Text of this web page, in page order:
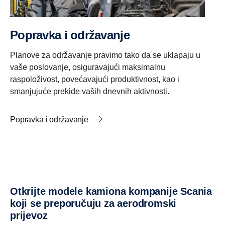
Popravka i održavanje
Planove za održavanje pravimo tako da se uklapaju u
vaše poslovanje, osiguravajući maksimalnu
raspoloživost, povećavajući produktivnost, kao i
smanjujuće prekide vaših dnevnih aktivnosti.
Popravka i održavanje
Otkrijte modele kamiona kompanije Scania
koji se preporučuju za aerodromski
prijevoz